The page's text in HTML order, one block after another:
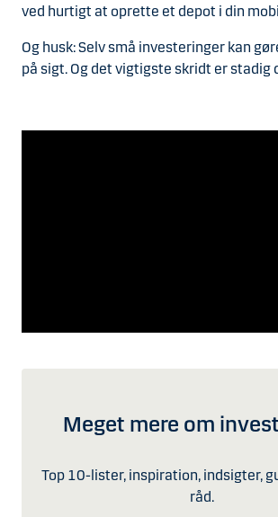
ved hurtigt at oprette et depot i din
Og husk: Selv små investeringer kan
på sigt. Og det vigtigste skridt er stadig
Meget mere om
Top 10-lister, inspiration, indsigter,
råd.